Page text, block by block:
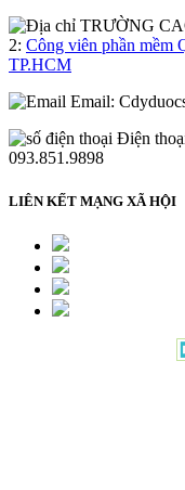
2: Công viên phần mềm
TP.HCM
Email:
Điện
093.851.9898
LIÊN KẾT MẠNG XÃ HỘI